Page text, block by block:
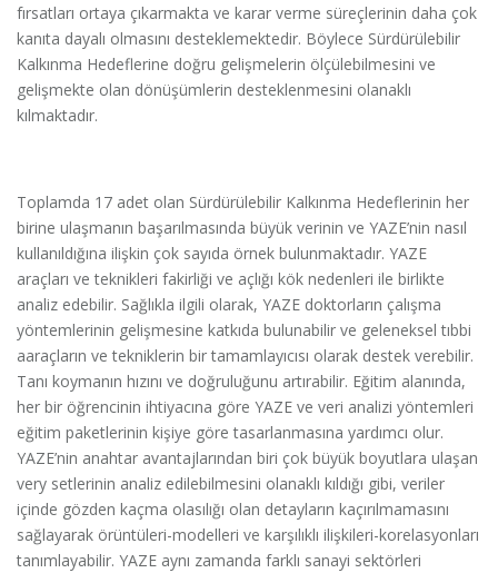
fırsatları ortaya çıkarmakta ve karar verme süreçlerinin daha çok
kanıta dayalı olmasını desteklemektedir. Böylece Sürdürülebilir
Kalkınma Hedeflerine doğru gelişmelerin ölçülebilmesini ve
gelişmekte olan dönüşümlerin desteklenmesini olanaklı
kılmaktadır.
Toplamda 17 adet olan Sürdürülebilir Kalkınma Hedeflerinin her
birine ulaşmanın başarılmasında büyük verinin ve YAZE’nin nasıl
kullanıldığına ilişkin çok sayıda örnek bulunmaktadır. YAZE
araçları ve teknikleri fakirliği ve açlığı kök nedenleri ile birlikte
analiz edebilir. Sağlıkla ilgili olarak, YAZE doktorların çalışma
yöntemlerinin gelişmesine katkıda bulunabilir ve geleneksel tıbbi
aaraçların ve tekniklerin bir tamamlayıcısı olarak destek verebilir.
Tanı koymanın hızını ve doğruluğunu artırabilir. Eğitim alanında,
her bir öğrencinin ihtiyacına göre YAZE ve veri analizi yöntemleri
eğitim paketlerinin kişiye göre tasarlanmasına yardımcı olur.
YAZE’nin anahtar avantajlarından biri çok büyük boyutlara ulaşan
very setlerinin analiz edilebilmesini olanaklı kıldığı gibi, veriler
içinde gözden kaçma olasılığı olan detayların kaçırılmamasını
sağlayarak örüntüleri-modelleri ve karşılıklı ilişkileri-korelasyonları
tanımlayabilir. YAZE aynı zamanda farklı sanayi sektörleri